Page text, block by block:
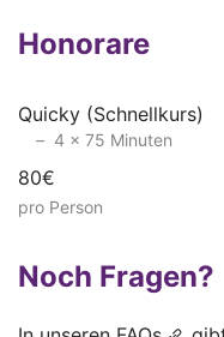
Honorare
Quicky (Schnellkurs)
4 x 75 Minuten
80€
pro Person
Noch Fragen?